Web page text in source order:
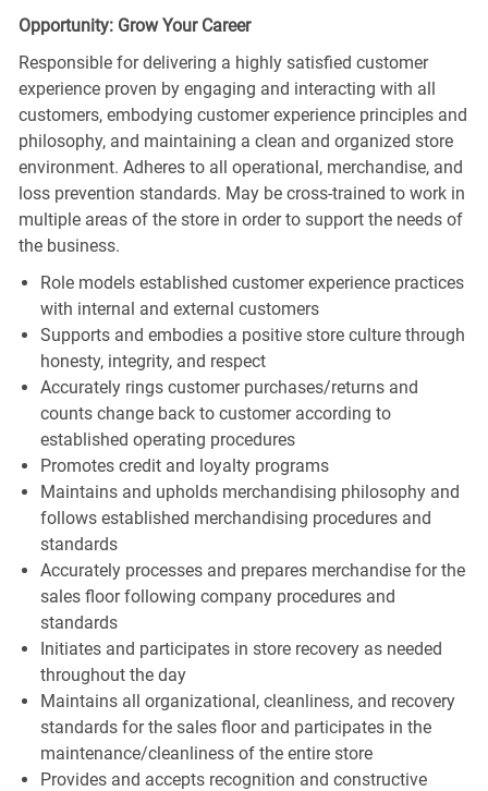
Opportunity: Grow Your Career
Responsible for delivering a highly satisfied customer
experience proven by engaging and interacting with all
customers, embodying customer experience principles and
philosophy, and maintaining a clean and organized store
environment. Adheres to all operational, merchandise, and
loss prevention standards. May be cross-trained to work in
multiple areas of the store in order to support the needs of
the business.
Role models established customer experience practices
with internal and external customers
Supports and embodies a positive store culture through
honesty, integrity, and respect
Accurately rings customer purchases/returns and
counts change back to customer according to
established operating procedures
Promotes credit and loyalty programs
Maintains and upholds merchandising philosophy and
follows established merchandising procedures and
standards
Accurately processes and prepares merchandise for the
sales floor following company procedures and
standards
Initiates and participates in store recovery as needed
throughout the day
Maintains all organizational, cleanliness, and recovery
standards for the sales floor and participates in the
maintenance/cleanliness of the entire store
Provides and accepts recognition and constructive